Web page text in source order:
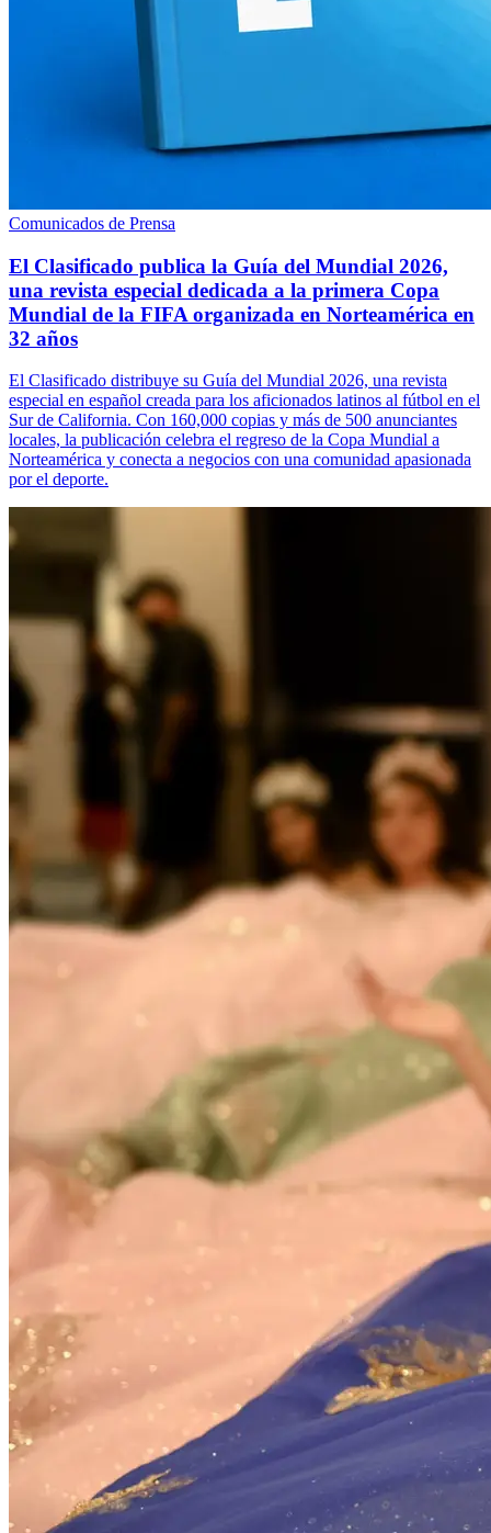
Comunicados de Prensa
El Clasificado publica la Guía del Mundial 2026,
una revista especial dedicada a la primera Copa
Mundial de la FIFA organizada en Norteamérica en
32 años
El Clasificado distribuye su Guía del Mundial 2026, una revista
especial en español creada para los aficionados latinos al fútbol en el
Sur de California. Con 160,000 copias y más de 500 anunciantes
locales, la publicación celebra el regreso de la Copa Mundial a
Norteamérica y conecta a negocios con una comunidad apasionada
por el deporte.